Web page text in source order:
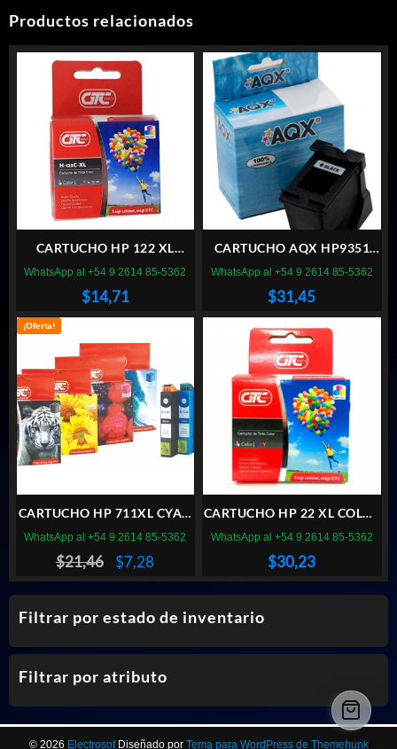
Filtrar por estado de inventario
Filtrar por atributo
Productos relacionados
CARTUCHO HP 122 XL
COLOR GTC
$14,71
WhatsApp al +54 9 2614 85-5362
CARTUCHO AQX HP9351
NEGRO
$31,45
WhatsApp al +54 9 2614 85-5362
¡Oferta!
CARTUCHO HP 711XL CYAN
GTC
$21,46
El
precio
original
era:
$7,28
precio
actual
es:
WhatsApp al +54 9 2614 85-5362
CARTUCHO HP 22 XL COLOR
GTC
$30,23
WhatsApp al +54 9 2614 85-5362
© 2026 Electrosof Diseñado por Tema para WordPress de Themehunk